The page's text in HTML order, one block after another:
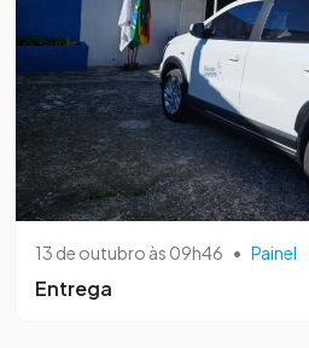
13 de outubro às 09h46 • Painel
Entrega